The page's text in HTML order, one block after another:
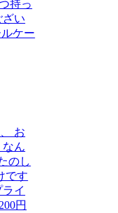
持っ
い
ケー
お
なん
のし
です
イ
円